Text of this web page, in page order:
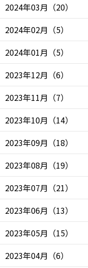
2024年03月 （20）
2024年02月 （5）
2024年01月 （5）
2023年12月 （6）
2023年11月 （7）
2023年10月 （14）
2023年09月 （18）
2023年08月 （19）
2023年07月 （21）
2023年06月 （13）
2023年05月 （15）
2023年04月 （6）